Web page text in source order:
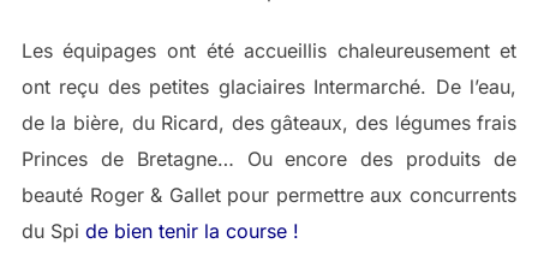
Les équipages ont été accueillis chaleureusement et
ont reçu des petites glaciaires Intermarché. De l’eau,
de la bière, du Ricard, des gâteaux, des légumes frais
Princes de Bretagne… Ou encore des produits de
beauté Roger & Gallet pour permettre aux concurrents
du Spi de bien tenir la course !